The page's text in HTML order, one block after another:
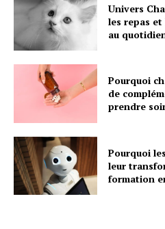
Univers
les repas
au
Pourquoi
de
prendre
Pourquoi
leur
formation